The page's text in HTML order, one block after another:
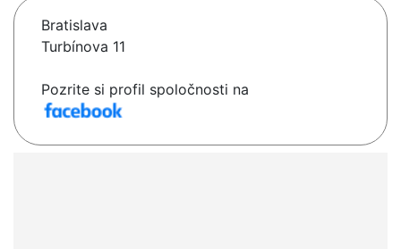
Bratislava
Turbínova 11
Pozrite si profil spoločnosti na